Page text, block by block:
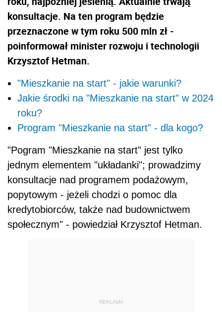
konsultacje. Na ten program będzie
przeznaczone w tym roku 500 mln zł -
poinformował minister rozwoju i technologii
Krzysztof Hetman.
"Mieszkanie na start" - jakie warunki?
Jakie środki na "Mieszkanie na start" w 2024
roku?
Program "Mieszkanie na start" - dla kogo?
"Pogram "Mieszkanie na start" jest tylko
jednym elementem "układanki"; prowadzimy
konsultacje nad programem podażowym,
popytowym - jeżeli chodzi o pomoc dla
kredytobiorców, także nad budownictwem
społecznym" - powiedział Krzysztof Hetman.
REKLAMA